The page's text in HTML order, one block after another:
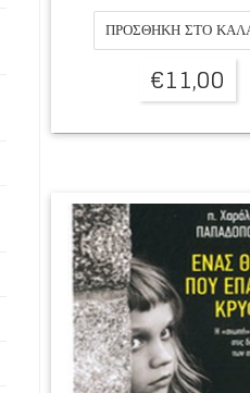
ΠΡΟΣΘΉΚΗ ΣΤΟ
€11,00